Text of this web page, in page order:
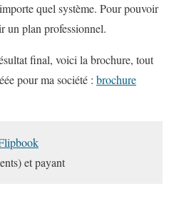
quel système. Pour pouvoir
un plan professionnel.
final, voici la brochure, tout
pour ma société : brochure
et payant